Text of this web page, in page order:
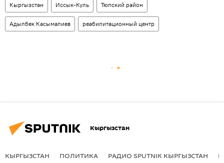
Кыргызстан Иссык-Куль Тюпский район
Адылбек Касымалиев реабилитационный центр
Кыргызстан
КЫРГЫЗСТАН ПОЛИТИКА РАДИО SPUTNIK КЫРГЫЗСТАН